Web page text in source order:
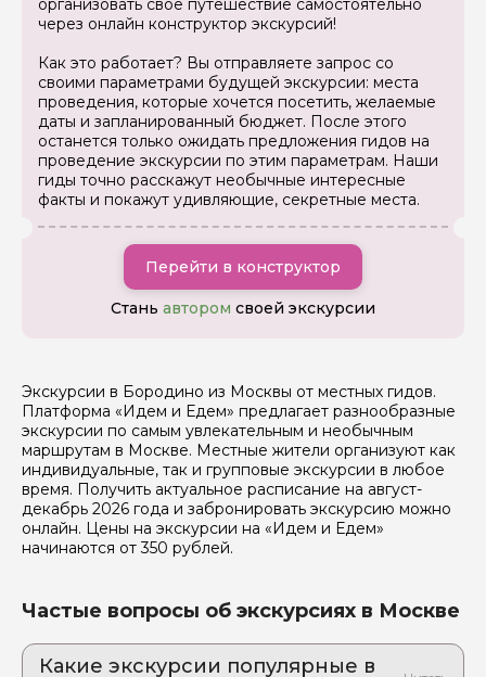
организовать своё путешествие самостоятельно
через онлайн конструктор экскурсий!
Как это работает? Вы отправляете запрос со
своими параметрами будущей экскурсии: места
проведения, которые хочется посетить, желаемые
даты и запланированный бюджет. После этого
останется только ожидать предложения гидов на
проведение экскурсии по этим параметрам. Наши
гиды точно расскажут необычные интересные
факты и покажут удивляющие, секретные места.
Перейти в конструктор
Стань автором своей экскурсии
Экскурсии в Бородино из Москвы от местных гидов.
Платформа «Идем и Едем» предлагает разнообразные
экскурсии по самым увлекательным и необычным
маршрутам в Москве. Местные жители организуют как
индивидуальные, так и групповые экскурсии в любое
время. Получить актуальное расписание на август-
декабрь 2026 года и забронировать экскурсию можно
онлайн. Цены на экскурсии на «Идем и Едем»
начинаются от 350 рублей.
Частые вопросы об экскурсиях в Москве
Какие экскурсии популярные в
Задайте свой вопрос гиду
Как вас зовут
Ваша электронная почта
Вопросы и комментарии